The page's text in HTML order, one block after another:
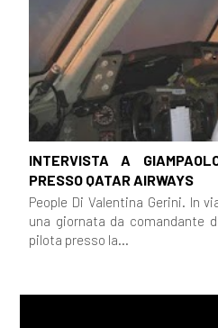
INTERVISTA A
PRESSO QATAR AIRWAYS
People Di Valentina Gerini. In
una giornata da comandante
pilota presso la...